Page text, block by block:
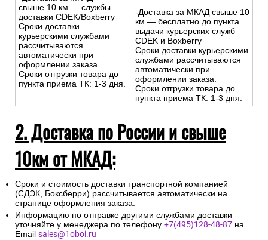
свыше 10 км — службы
доставки CDEK/Boxberry
Сроки доставки
курьерскими службами
рассчитываются
автоматически при
оформлении заказа.
Сроки отгрузки товара до
пункта приема ТК: 1-3 дня.
-Доставка за МКАД свыше 10
км — бесплатно до пункта
выдачи курьерских служб
CDEK и Boxberry
Сроки доставки курьерскими
службами рассчитываются
автоматически при
оформлении заказа.
Сроки отгрузки товара до
пункта приема ТК: 1-3 дня.
2. Доставка по России и свыше
10км от МКАД:
Сроки и стоимость доставки транспортной компанией
(СДЭК, Боксберри) рассчитывается автоматически на
странице оформления заказа.
Информацию по отправке другими службами доставки
уточняйте у менеджера по телефону +7(495)128-48-87 на
Email sales@1oboi.ru